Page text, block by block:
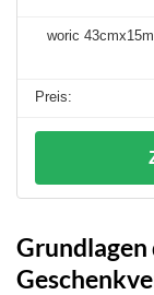
woric